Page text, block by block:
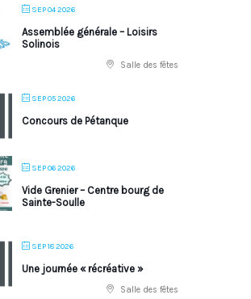
SEP 04 2026
Assemblée générale – Loisirs
Solinois
Salle des fêtes
SEP 05 2026
Concours de Pétanque
SEP 06 2026
Vide Grenier – Centre bourg de
Sainte-Soulle
SEP 18 2026
Une journée « récréative »
Salle des fêtes